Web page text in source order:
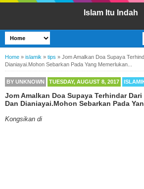
Islam Itu Indah
Home » islamik » tips » Jom Amalkan Doa Supaya
Dianiayai.Mohon Sebarkan Pada Yang Memerlukan...
BY UNKNOWN TUESDAY, AUGUST 8, 2017
Jom Amalkan Doa Supaya Terhindar
Dan Dianiayai.Mohon Sebarkan Pada
Kongsikan di